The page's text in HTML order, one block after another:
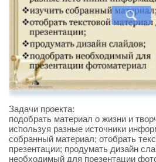
Задачи проекта:
подобрать материал о жизни и
используя разные источники
собранный материал; отобрать
презентации; продумать дизайн
необходимый для презентации